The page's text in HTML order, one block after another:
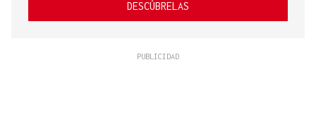
DESCÚBRELAS